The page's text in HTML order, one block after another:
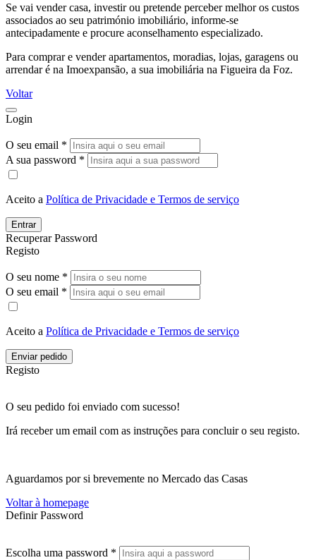
Se vai vender casa, investir ou pretende perceber melhor os custos
associados ao seu património imobiliário, informe-se
antecipadamente e procure aconselhamento especializado.
Para comprar e vender apartamentos, moradias, lojas, garagens ou
arrendar é na Imoexpansão, a sua imobiliária na Figueira da Foz.
Voltar
Login
O seu email *
A sua password *
Aceito a Política de Privacidade e Termos de serviço
Entrar
Recuperar Password
Registo
O seu nome *
O seu email *
Aceito a Política de Privacidade e Termos de serviço
Enviar pedido
Registo
O seu pedido foi enviado com sucesso!
Irá receber um email com as instruções para concluir o seu registo.
Aguardamos por si brevemente no Mercado das Casas
Voltar à homepage
Definir Password
Escolha uma password *